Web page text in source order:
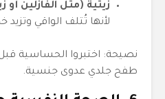
زيتية (مثل الفازلين أو
لأنها تُتلف الواقي وتزيد
نصيحة: اختبروا الحساسية
طفح جلدي عدوى جنسية.